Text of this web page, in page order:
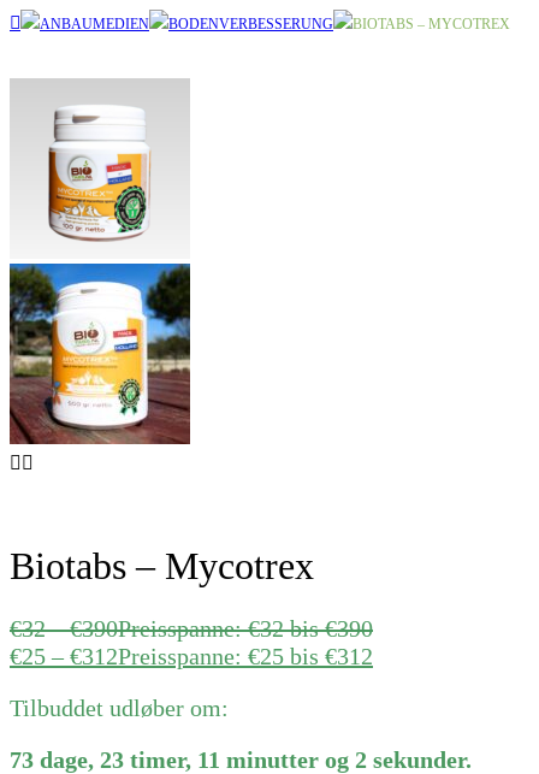
ANBAUMEDIEN BODENVERBESSERUNG BIOTABS – MYCOTREX
Biotabs – Mycotrex
€32 –€390Preisspanne: €32 bis €390
€25 –€312Preisspanne: €25 bis €312
Tilbuddet udløber om:
73 dage, 23 timer, 11 minutter og 2 sekunder.